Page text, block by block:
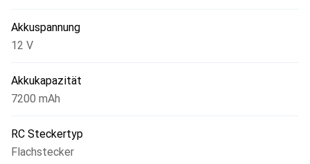
Akkuspannung
12 V
Akkukapazität
7200 mAh
RC Steckertyp
Flachstecker